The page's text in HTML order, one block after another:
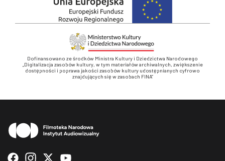
Dofinansowano ze środków Ministra Kultury i Dziedzictwa Narodowego
„Digitalizacja zasobów kultury, w tym materiałów archiwalnych, zwiększenie
dostępności i poprawa jakości zasobów kultury udostępnianych cyfrowo
znajdujących się w zasobach FINA”